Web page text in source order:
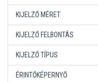
KIJELZŐ MÉRET
KIJELZŐ FELBONTÁS
KIJELZŐ TÍPUS
ÉRINTŐKÉPERNYŐ